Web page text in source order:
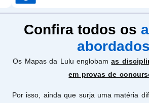
Confira todos os
abordados
Os Mapas da Lulu englobamas
em provas de
Por isso, ainda que surja uma matéria